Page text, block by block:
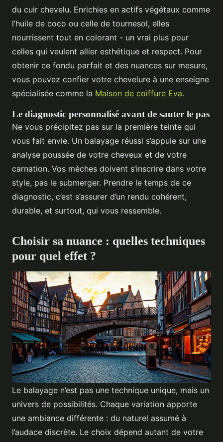
du cuir chevelu. Enrichies en actifs végétaux comme
l’huile de coco ou celle de tournesol, elles
nourrissent tout en colorant - un vrai plus pour
celles qui veulent allier esthétique et respect. Pour
obtenir ce fondu parfait et des nuances sur mesure,
vous pouvez confier votre chevelure à une enseigne
spécialisée comme la Maison de coiffure Eva.
Le diagnostic personnalisé avant de sauter le pas
Ne vous précipitez pas sur la première teinte qui
vous fait envie. Un balayage réussi s’appuie sur une
analyse poussée de votre cheveux et de votre
carnation. Vos mèches doivent s’inscrire dans votre
style, pas le submerger. Prendre le temps de ce
diagnostic, c’est s’assurer d’un rendu cohérent,
durable, et surtout, qui vous ressemble.
Choisir sa nuance : quelles techniques
pour quel effet ?
Le balayage n’est pas une technique unique, mais un
univers de possibilités. Chaque variation apporte
une ambiance différente : du naturel assumé à
l’audace discrète. Le choix dépend autant de votre